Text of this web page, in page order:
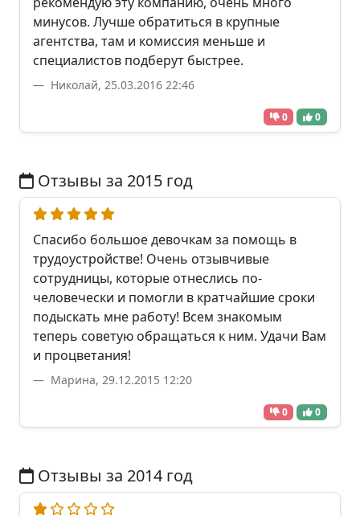
минусов. Лучше обратиться в крупные
агентства, там и комиссия меньше и
специалистов подберут быстрее.
Николай, 25.03.2016 22:46
0 0
Отзывы за 2015 год
Спасибо большое девочкам за помощь в
трудоустройстве! Очень отзывчивые
сотрудницы, которые отнеслись по-
человечески и помогли в кратчайшие сроки
подыскать мне работу! Всем знакомым
теперь советую обращаться к ним. Удачи Вам
и процветания!
Марина, 29.12.2015 12:20
0 0
Отзывы за 2014 год